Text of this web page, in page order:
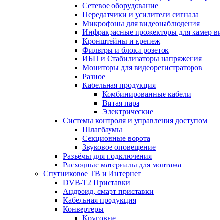
Сетевое оборудование
Передатчики и усилители сигнала
Микрофоны для видеонаблюдения
Инфракрасные прожекторы для камер
Кронштейны и крепеж
Фильтры и блоки розеток
ИБП и Стабилизаторы напряжения
Мониторы для видеорегистраторов
Разное
Кабельная продукция
Комбинированные кабели
Витая пара
Электрические
Системы контроля и управления доступом
Шлагбаумы
Секционные ворота
Звуковое оповещение
Разъёмы для подключения
Расходные материалы для монтажа
Спутниковое ТВ и Интернет
DVB-Т2 Приставки
Андроид, смарт приставки
Кабельная продукция
Конвертеры
Круговые